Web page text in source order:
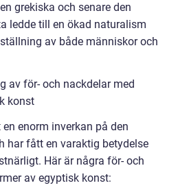
grekiska och senare den
ledde till en ökad naturalism
av både människor och
av för- och nackdelar med
konst
enorm inverkan på den
har fått en varaktig betydelse
Här är några för- och
av egyptisk konst: